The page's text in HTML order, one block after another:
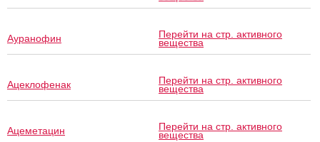
Ауранофин Перейти на стр. активного
вещества
Ацеклофенак Перейти на стр. активного
вещества
Ацеметацин Перейти на стр. активного
вещества